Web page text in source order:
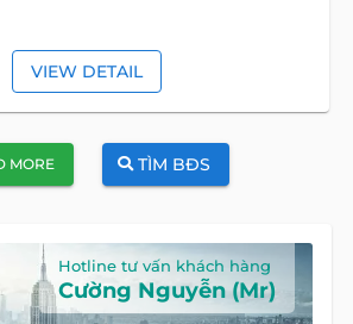
VIEW DETAIL
MORE TÌM BĐS
Hotline tư vấn khách hàng
Cường Nguyễn (Mr)